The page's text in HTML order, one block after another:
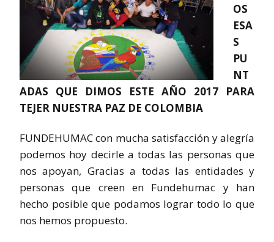
OS
ESA
S
PU
NT
ADAS QUE DIMOS ESTE AÑO 2017 PARA
TEJER NUESTRA PAZ DE COLOMBIA
FUNDEHUMAC con mucha satisfacción y alegría
podemos hoy decirle a todas las personas que
nos apoyan, Gracias a todas las entidades y
personas que creen en Fundehumac y han
hecho posible que podamos lograr todo lo que
nos hemos propuesto.